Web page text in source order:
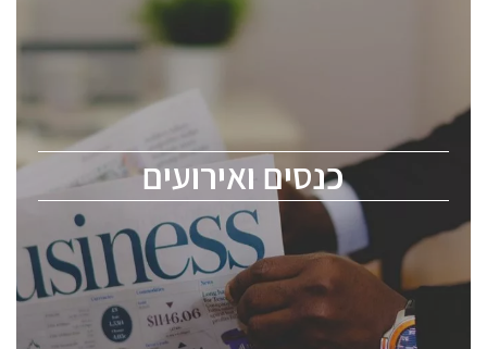
כנסים ואירועים
כנסים ואירועים
לכל העוסקים בתעשיית הסמיקונדקטור כולל מהנדסים,
ChipEx2026 will be held on May 12-13, 2026. The
conference is intended for everyone involved in the
semiconductor industry, including engineers,
professional experts, and senior executives.